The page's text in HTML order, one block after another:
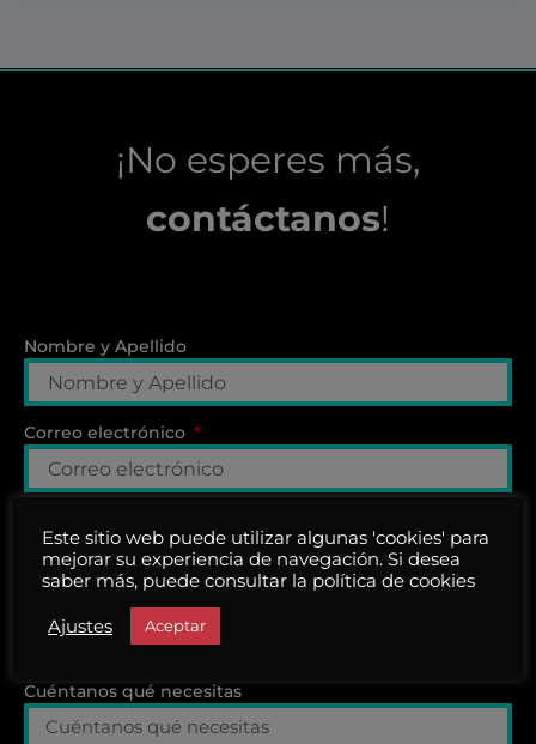
¡No esperes más,
contáctanos!
Nombre y Apellido
Correo electrónico
Cuéntanos qué necesitas
Este sitio web puede utilizar algunas 'cookies' para
mejorar su experiencia de navegación. Si desea
saber más, puede consultar la política de cookies
Ajustes Aceptar